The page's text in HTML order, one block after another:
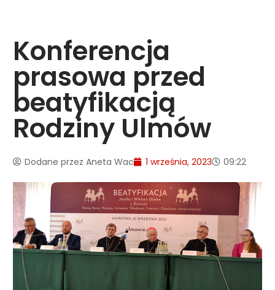
Konferencja
prasowa przed
beatyfikacją
Rodziny Ulmów
Dodane przez Aneta Wac 1 września, 2023 09:22